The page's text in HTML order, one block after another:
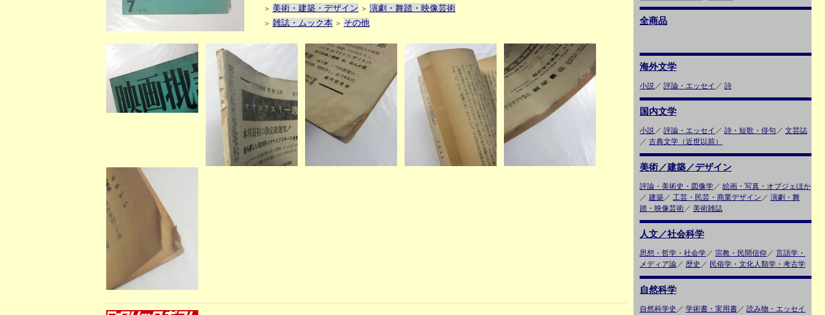
＞ 美術・建築・デザイン ＞ 演劇・舞踏・映像芸術
＞ 雑誌・ムック本 ＞ その他 全商品
海外文学
小説／ 評論・エッセイ ／ 詩
国内文学
小説／ 評論・エッセイ ／ 詩・短歌・俳句 ／ 文芸誌
／ 古典文学（近世以前）
美術／建築／デザイン
評論・美術史・図像学／ 絵画・写真・オブジェほか
／ 建築／ 工芸・民芸・商業デザイン ／ 演劇・舞
踏・映像芸術／ 美術雑誌
人文／社会科学
思想・哲学・社会学／ 宗教・民間信仰 ／ 言語学・
メディア論／ 歴史 ／ 民俗学・文化人類学・考古学
自然科学
自然科学史 ／ 学術書・実用書／ 読み物・エッセイ